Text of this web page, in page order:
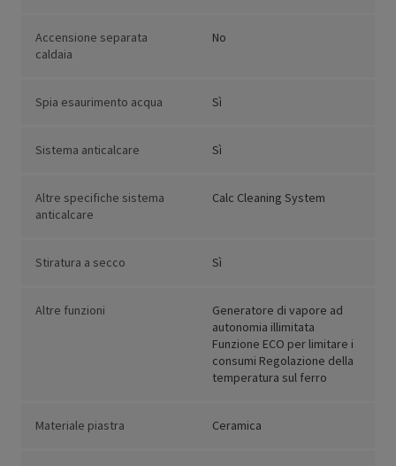
Accensione separata
caldaia
No
Spia esaurimento acqua Sì
Sistema anticalcare Sì
Altre specifiche sistema
anticalcare
Calc Cleaning System
Stiratura a secco Sì
Altre funzioni
Generatore di vapore ad
autonomia illimitata
Funzione ECO per limitare i
consumi Regolazione della
temperatura sul ferro
Materiale piastra Ceramica